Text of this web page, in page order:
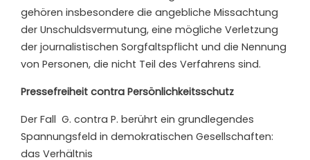
gehören insbesondere die angebliche Missachtung
der Unschuldsvermutung, eine mögliche Verletzung
der journalistischen Sorgfaltspflicht und die Nennung
von Personen, die nicht Teil des Verfahrens sind.
Pressefreiheit contra Persönlichkeitsschutz
Der Fall G. contra P. berührt ein grundlegendes
Spannungsfeld in demokratischen Gesellschaften:
das Verhältnis